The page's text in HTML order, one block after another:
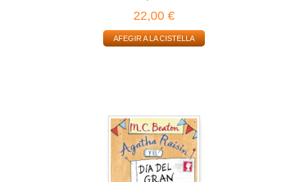
22,00 €
AFEGIR A LA CISTELLA